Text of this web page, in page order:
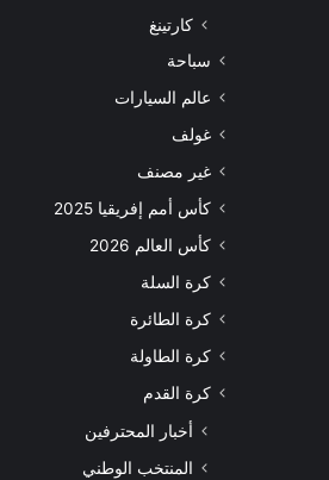
كارتينغ
سباحة
عالم السيارات
غولف
غير مصنف
كأس أمم إفريقيا 2025
كأس العالم 2026
كرة السلة
كرة الطائرة
كرة الطاولة
كرة القدم
أخبار المحترفين
المنتخب الوطني